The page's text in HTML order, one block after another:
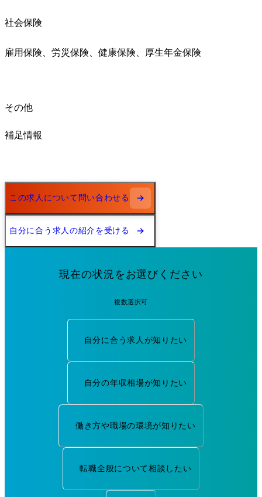
社会保険
雇用保険、労災保険、健康保険、厚生年金保険
その他
補足情報
この求人について問い合わせる
自分に合う求人の紹介を受ける
現在の状況をお選びください
複数選択可
自分に合う求人が知りたい
自分の年収相場が知りたい
働き方や職場の環境が知りたい
転職全般について相談したい